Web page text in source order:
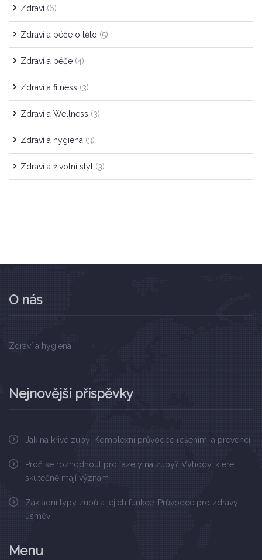
Zdraví (6)
Zdraví a péče o tělo (5)
Zdraví a péče (4)
Zdraví a fitness (3)
Zdraví a Wellness (3)
Zdraví a hygiena (3)
Zdraví a životní styl (3)
O nás
Zdraví a hygiena
Nejnovější příspěvky
Jak na křivé zuby: Komplexní průvodce řešeními a prevencí
Proč se rozhodnout pro fazety na zuby? Výhody, které
skutečně mají význam
Základní typy zubů a jejich funkce: Průvodce pro zdravý
úsměv
Menu